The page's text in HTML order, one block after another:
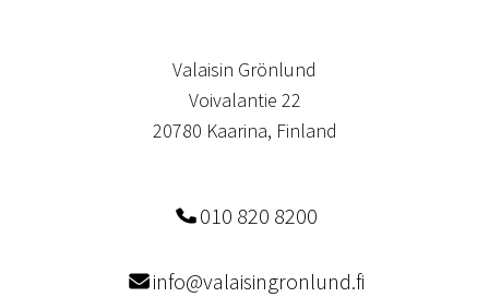
Valaisin Grönlund
Voivalantie 22
20780 Kaarina, Finland
010 820 8200
info@valaisingronlund.fi